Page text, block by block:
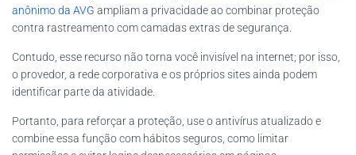
anônimo da AVG ampliam a privacidade ao combinar proteção
contra rastreamento com camadas extras de segurança.
Contudo, esse recurso não torna você invisível na internet; por isso,
o provedor, a rede corporativa e os próprios sites ainda podem
identificar parte da atividade.
Portanto, para reforçar a proteção, use o antivírus atualizado e
combine essa função com hábitos seguros, como limitar